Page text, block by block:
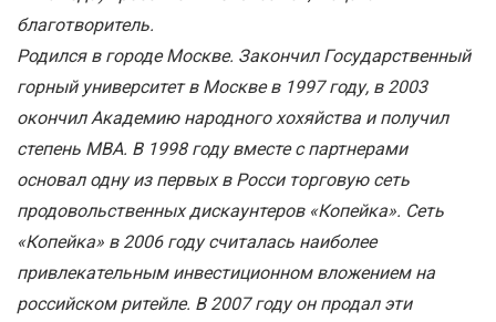
благотворитель.
Родился в городе Москве. Закончил Государственный
горный университет в Москве в 1997 году, в 2003
окончил Академию народного хохяйства и получил
степень МВА. В 1998 году вместе с партнерами
основал одну из первых в Росси торговую сеть
продовольственных дискаунтеров «Копейка». Сеть
«Копейка» в 2006 году считалась наиболее
привлекательным инвестиционном вложением на
российском ритейле. В 2007 году он продал эти